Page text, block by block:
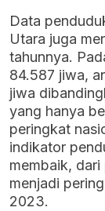
Data
Utara juga
tahunnya.
84.587 jiwa,
jiwa
yang hanya
peringkat
indikator
membaik,
menjadi
2023.